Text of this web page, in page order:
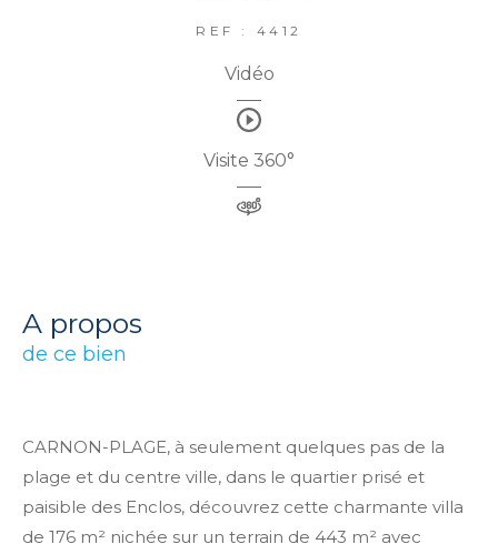
REF : 4412
Vidéo
Visite 360°
a propos
de ce bien
CARNON-PLAGE, à seulement quelques pas de la
plage et du centre ville, dans le quartier prisé et
paisible des Enclos, découvrez cette charmante villa
de 176 m² nichée sur un terrain de 443 m² avec